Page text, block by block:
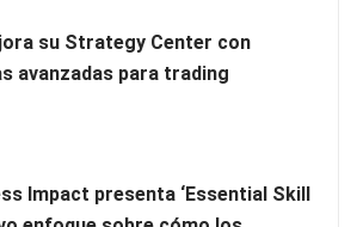
Center con herramientas
su Strategy Center con
avanzadas para trading
Impact presenta ‘Essential Skill